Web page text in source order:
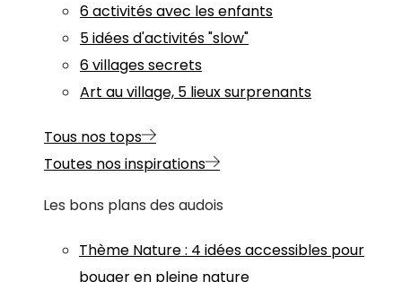
6 activités avec les enfants
5 idées d'activités "slow"
6 villages secrets
Art au village, 5 lieux surprenants
Tous nos tops
Toutes nos inspirations
Les bons plans des audois
Thème Nature: 4 idées accessibles pour
bouger en pleine nature